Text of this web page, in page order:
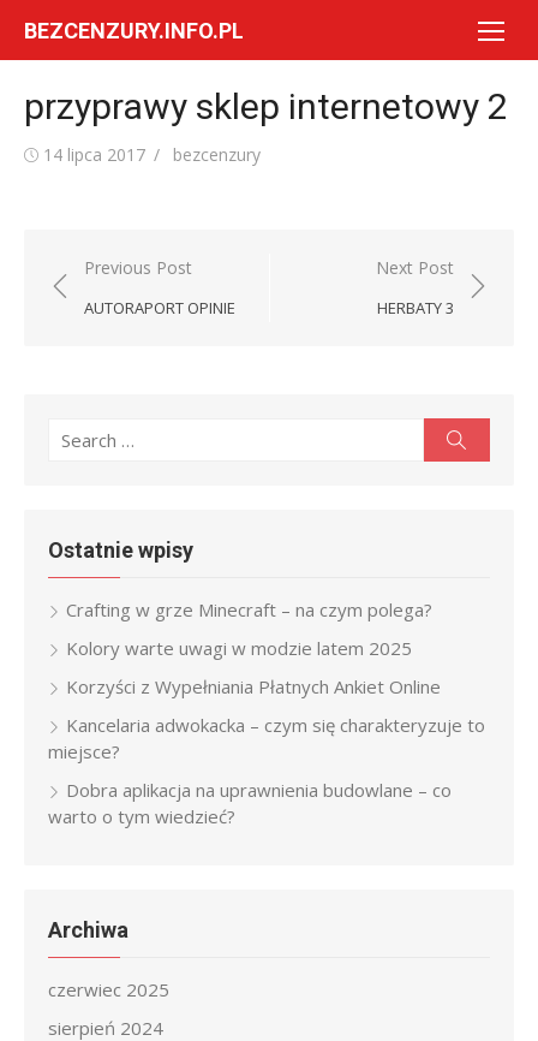
BEZCENZURY.INFO.PL
przyprawy sklep internetowy 2
Posted
14 lipca 2017 Author
bezcenzury
Nawigacja
wpisu
Previous Post
AUTORAPORT OPINIE
Next Post
HERBATY 3
Search
Ostatnie wpisy
Crafting w grze Minecraft – na czym polega?
Kolory warte uwagi w modzie latem 2025
Korzyści z Wypełniania Płatnych Ankiet Online
Kancelaria adwokacka – czym się charakteryzuje to
miejsce?
Dobra aplikacja na uprawnienia budowlane – co
warto o tym wiedzieć?
Archiwa
czerwiec 2025
sierpień 2024